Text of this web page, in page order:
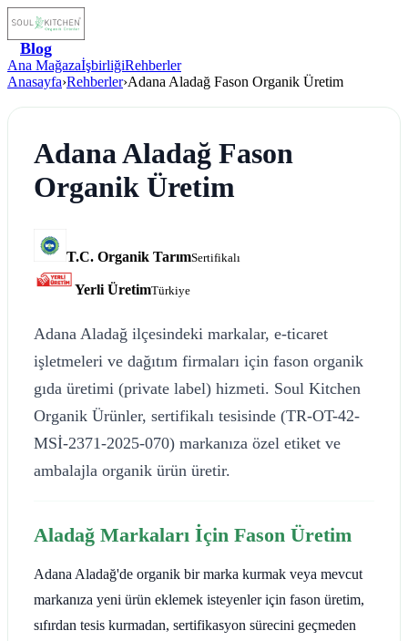
Blog
Ana MağazaİşbirliğiRehberler
Anasayfa›Rehberler›Adana Aladağ Fason Organik Üretim
Adana Aladağ Fason
Organik Üretim
T.C. Organik TarımSertifikalı
Yerli ÜretimTürkiye
Adana Aladağ ilçesindeki markalar, e-ticaret
işletmeleri ve dağıtım firmaları için fason organik
gıda üretimi (private label) hizmeti. Soul Kitchen
Organik Ürünler, sertifikalı tesisinde (TR-OT-42-
MSİ-2371-2025-070) markanıza özel etiket ve
ambalajla organik ürün üretir.
Aladağ Markaları İçin Fason Üretim
Adana Aladağ'de organik bir marka kurmak veya mevcut
markanıza yeni ürün eklemek isteyenler için fason üretim,
sıfırdan tesis kurmadan, sertifikasyon sürecini geçmeden